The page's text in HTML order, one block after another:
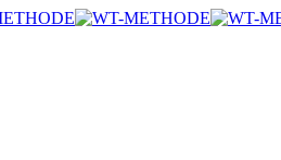
케어 브랜드 WT
케어 브랜드 WT